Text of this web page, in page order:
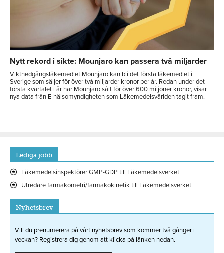
Nytt rekord i sikte: Mounjaro kan passera två miljarder
Viktnedgångsläkemedlet Mounjaro kan bli det första läkemedlet i
Sverige som säljer för över två miljarder kronor per år. Redan under det
första kvartalet i år har Mounjaro sålt för över 600 miljoner kronor, visar
nya data från E-hälsomyndigheten som Läkemedelsvärlden tagit fram.
Lediga jobb
Läkemedelsinspektörer GMP-GDP till Läkemedelsverket
Utredare farmakometri/farmakokinetik till Läkemedelsverket
Nyhetsbrev
Vill du prenumerera på vårt nyhetsbrev som kommer två gånger i
veckan? Registrera dig genom att klicka på länken nedan.